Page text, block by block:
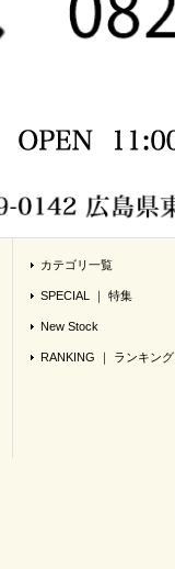
カテゴリ一覧
SPECIAL ｜ 特集
New Stock
RANKING ｜ ランキング